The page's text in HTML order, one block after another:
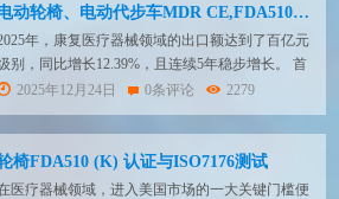
，需要取得欧盟CE认证、美国FD...
电动轮椅、电动代步车MDR CE,FDA510K,EN12184检测,ISO7176检测
年，康复医疗器械领域的出口额达到了百亿元
别，同比增长12.39%，且连续5年稳步增长。 首
需要明确的是，电动轮椅、电动代步车、拐杖、
行器、沐浴椅、病床等产品在新欧盟医疗器械法
（MDR）下属于CE I类，即低风险产品，管控相
较松。 电动轮椅、电动代步车、拐杖、助行
、沐浴椅、手动病床制造商需要选择欧盟授...
2025年12月24日 0条评论 2279
椅FDA510 (K) 认证与ISO7176测试
医疗器械领域，进入美国市场的一大关键门槛便